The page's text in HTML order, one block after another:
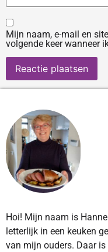
Mijn naam, e-mail en
volgende keer wanneer
Hoi! Mijn naam is
letterlijk in een keuken
van mijn ouders. Daar